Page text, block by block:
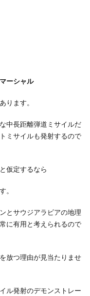
ーシャル
ります。
中長距離弾道ミサイルだ
ミサイルも発射するので
仮定するなら
。
とサウジアラビアの地理
に有用と考えられるので
放つ理由が見当たりませ
ル発射のデモンストレー